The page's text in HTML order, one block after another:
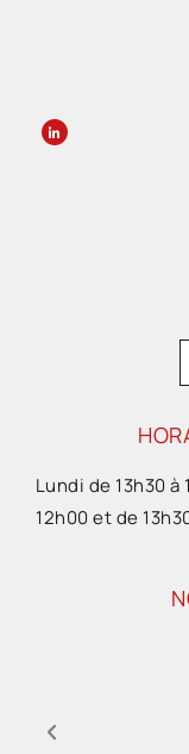
Lundi de 13h30
12h00 et de